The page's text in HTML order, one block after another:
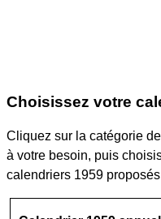
Choisissez votre
Cliquez sur la catégorie
à votre besoin, puis
calendriers 1959 proposés